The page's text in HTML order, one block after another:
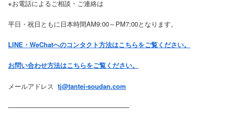
※お電話によるご相談・ご連絡は
平日・祝日ともに日本時間AM9:00～PM7:00となります。
LINE・WeChatへのコンタクト方法はこちらをご覧ください。
お問い合わせ方法はこちらをご覧ください。
メールアドレス tj@tantei-soudan.com
——————————————————–